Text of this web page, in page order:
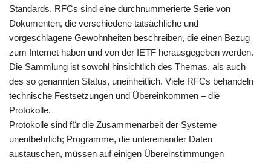
Standards. RFCs sind eine durchnummerierte Serie von
Dokumenten, die verschiedene tatsächliche und
vorgeschlagene Gewohnheiten beschreiben, die einen Bezug
zum Internet haben und von der IETF herausgegeben werden.
Die Sammlung ist sowohl hinsichtlich des Themas, als auch
des so genannten Status, uneinheitlich. Viele RFCs behandeln
technische Festsetzungen und Übereinkommen – die
Protokolle.
Protokolle sind für die Zusammenarbeit der Systeme
unentbehrlich; Programme, die untereinander Daten
austauschen, müssen auf einigen Übereinstimmungen